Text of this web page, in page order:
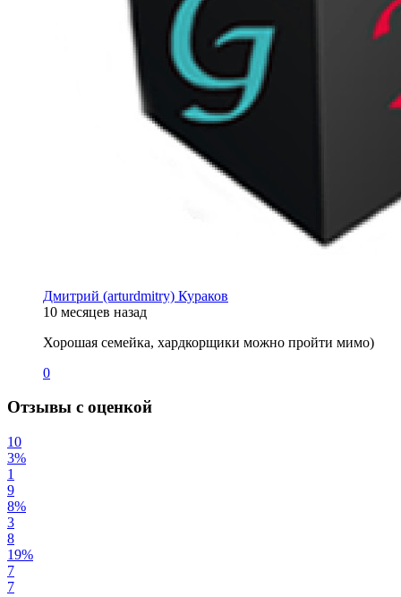
Дмитрий (arturdmitry) Кураков
10 месяцев назад
Хорошая семейка, хардкорщики можно пройти мимо)
0
Отзывы с оценкой
10
3%
1
9
8%
3
8
19%
7
7